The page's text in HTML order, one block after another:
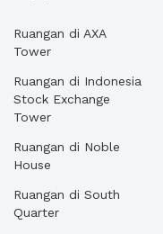
Ruangan di AXA
Tower
Ruangan di Indonesia
Stock Exchange
Tower
Ruangan di Noble
House
Ruangan di South
Quarter